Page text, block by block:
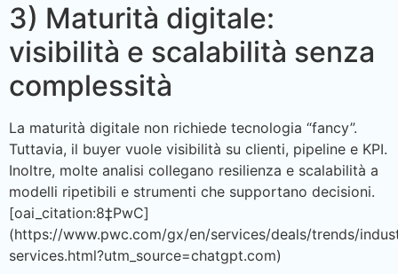
3) Maturità digitale:
visibilità e scalabilità senza
complessità
La maturità digitale non richiede tecnologia “fancy”.
Tuttavia, il buyer vuole visibilità su clienti, pipeline e KPI.
Inoltre, molte analisi collegano resilienza e scalabilità a
modelli ripetibili e strumenti che supportano decisioni.
[oai_citation:8‡PwC]
(https://www.pwc.com/gx/en/services/deals/trends/
services.html?utm_source=chatgpt.com)